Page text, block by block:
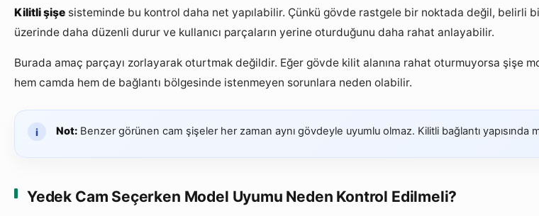
Kilitli şişe sisteminde bu kontrol daha net yapılabilir. Çünkü gövde rastgele bir noktada değil, belirli
üzerinde daha düzenli durur ve kullanıcı parçaların yerine oturduğunu daha rahat anlayabilir.
Burada amaç parçayı zorlayarak oturtmak değildir. Eğer gövde kilit alanına rahat oturmuyorsa şişe
hem camda hem de bağlantı bölgesinde istenmeyen sorunlara neden olabilir.
Not: Benzer görünen cam şişeler her zaman aynı gövdeyle uyumlu olmaz. Kilitli bağlantı
Yedek Cam Seçerken Model Uyumu Neden Kontrol Edilmeli?